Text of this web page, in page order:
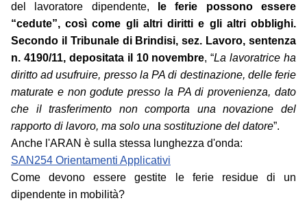
del lavoratore dipendente,
le ferie possono essere
“cedute”, così come gli altri diritti e gli altri obblighi.
Secondo il Tribunale di Brindisi, sez. Lavoro, sentenza
n. 4190/11, depositata il 10 novembre, “La lavoratrice ha
diritto ad usufruire, presso la PA di destinazione, delle ferie
maturate e non godute presso la PA di provenienza, dato
che il trasferimento non comporta una novazione del
rapporto di lavoro, ma solo una sostituzione del datore”.
Anche l'ARAN è sulla stessa lunghezza d'onda:
SAN254 Orientamenti Applicativi
Come devono essere gestite le ferie residue di un
dipendente in mobilità?